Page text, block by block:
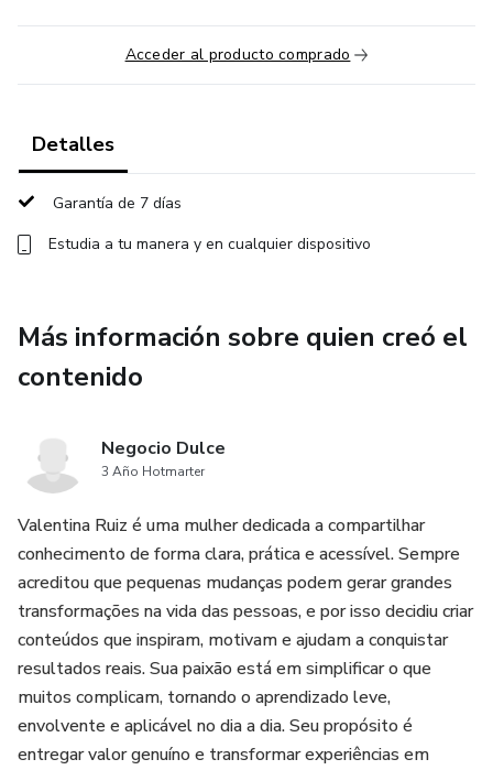
Acceder al producto comprado
Detalles
Garantía de 7 días
Estudia a tu manera y en cualquier dispositivo
Más información sobre quien creó el
contenido
Negocio Dulce
3 Año Hotmarter
Valentina Ruiz é uma mulher dedicada a compartilhar
conhecimento de forma clara, prática e acessível. Sempre
acreditou que pequenas mudanças podem gerar grandes
transformações na vida das pessoas, e por isso decidiu criar
conteúdos que inspiram, motivam e ajudam a conquistar
resultados reais. Sua paixão está em simplificar o que
muitos complicam, tornando o aprendizado leve,
envolvente e aplicável no dia a dia. Seu propósito é
entregar valor genuíno e transformar experiências em